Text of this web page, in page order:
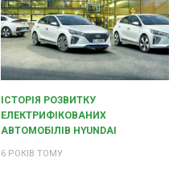
ІСТОРІЯ РОЗВИТКУ
ЕЛЕКТРИФІКОВАНИХ
АВТОМОБІЛІВ HYUNDAI
6 РОКІВ ТОМУ